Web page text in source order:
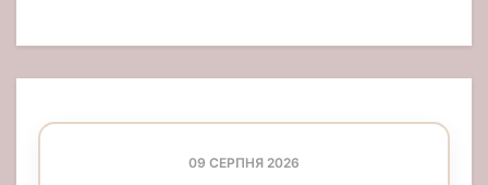
09 СЕРПНЯ 2026